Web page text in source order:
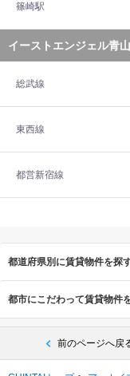
篠崎駅
イーストエンジェル青
総武線
東西線
都営新宿線
都道府県別に賃貸物件を探
都市にこだわって賃貸物件
前のページへ戻